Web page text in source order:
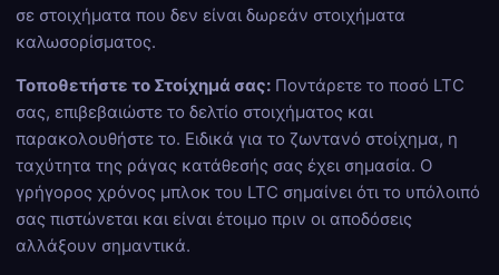
σε στοιχήματα που δεν είναι δωρεάν στοιχήματα
καλωσορίσματος.
Τοποθετήστε το Στοίχημά σας: Ποντάρετε το ποσό LTC
σας, επιβεβαιώστε το δελτίο στοιχήματος και
παρακολουθήστε το. Ειδικά για το ζωντανό στοίχημα, η
ταχύτητα της ράγας κατάθεσής σας έχει σημασία. Ο
γρήγορος χρόνος μπλοκ του LTC σημαίνει ότι το υπόλοιπό
σας πιστώνεται και είναι έτοιμο πριν οι αποδόσεις
αλλάξουν σημαντικά.